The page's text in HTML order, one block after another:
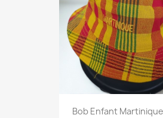
Bob Enfant